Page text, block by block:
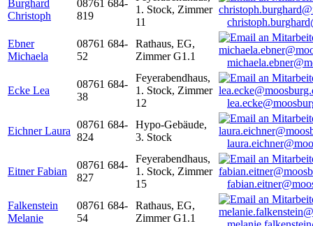
Burghard
Christoph
08761 684-
819
1. Stock, Zimmer
11
Ebner
Michaela
08761 684-
52
Rathaus, EG,
Zimmer G1.1
Ecke Lea
08761 684-
38
Feyerabendhaus,
1. Stock, Zimmer
12
Eichner Laura
08761 684-
824
Hypo-Gebäude,
3. Stock
Eitner Fabian
08761 684-
827
Feyerabendhaus,
1. Stock, Zimmer
15
Falkenstein
Melanie
08761 684-
54
Rathaus, EG,
Zimmer G1.1